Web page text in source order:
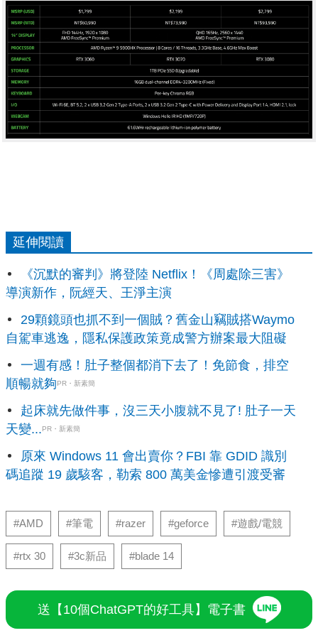
延伸閱讀
《沉默的審判》將登陸 Netflix！《周處除三害》
導演新作，阮經天、王淨主演
29顆鏡頭也抓不到一個賊？舊金山竊賊搭Waymo
自駕車逃逸，隱私保護政策竟成警方辦案最大阻礙
一週有感！肚子整個都消下去了！免節食，排空
順暢就夠PR・新素簡
起床就先做件事，沒三天小腹就不見了! 肚子一天
天變...PR・新素簡
原來 Windows 11 會出賣你？FBI 靠 GDID 識別
碼追蹤 19 歲駭客，勒索 800 萬美金慘遭引渡受審
#AMD #筆電 #razer #geforce #遊戲/電競
#rtx 30 #3c新品 #blade 14
送【10個ChatGPT的好工具】電子書